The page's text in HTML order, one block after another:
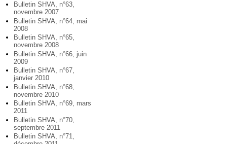
Bulletin SHVA, n°63,
novembre 2007
Bulletin SHVA, n°64, mai
2008
Bulletin SHVA, n°65,
novembre 2008
Bulletin SHVA, n°66, juin
2009
Bulletin SHVA, n°67,
janvier 2010
Bulletin SHVA, n°68,
novembre 2010
Bulletin SHVA, n°69, mars
2011
Bulletin SHVA, n°70,
septembre 2011
Bulletin SHVA, n°71,